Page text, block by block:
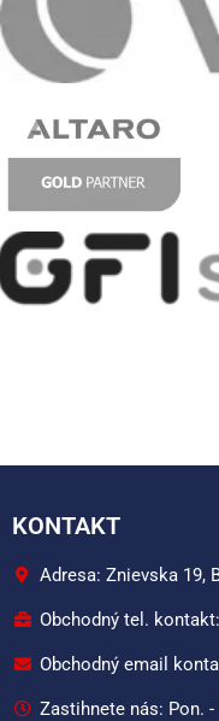
KONTAKT
Adresa: Znievska 19,
Obchodný tel.
Obchodný email
Zastihnete nás: Pon. -